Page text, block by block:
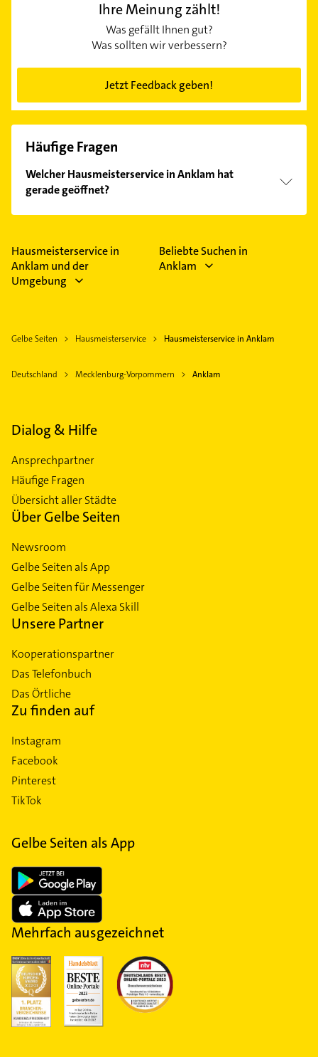
Ihre Meinung zählt!
Was gefällt Ihnen gut?
Was sollten wir verbessern?
Jetzt Feedback geben!
Häufige Fragen
Welcher Hausmeisterservice in Anklam hat
gerade geöffnet?
Im Anbieter-Bereich finden Sie alleÖffnungszeiten.
Feiertagen abweichen können.
Hausmeisterservice in
Anklam und der
Umgebung
Beliebte Suchen in
Anklam
Gelbe Seiten Hausmeisterservice Hausmeisterservice in Anklam
Deutschland Mecklenburg-Vorpommern Anklam
Dialog & Hilfe
Ansprechpartner
Häufige Fragen
Übersicht aller Städte
Über Gelbe Seiten
Newsroom
Gelbe Seiten als App
Gelbe Seiten für Messenger
Gelbe Seiten als Alexa Skill
Unsere Partner
Kooperationspartner
Das Telefonbuch
Das Örtliche
Zu finden auf
Instagram
Facebook
Pinterest
TikTok
Gelbe Seiten als App
Mehrfach ausgezeichnet